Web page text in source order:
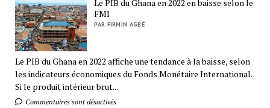
Le PIB du Ghana en 2022 en baisse selon le
FMI
PAR FIRMIN AGBÉ
Le PIB du Ghana en 2022 affiche une tendance à la baisse, selon
les indicateurs économiques du Fonds Monétaire International.
Si le produit intérieur brut...
Commentaires sont désactivés